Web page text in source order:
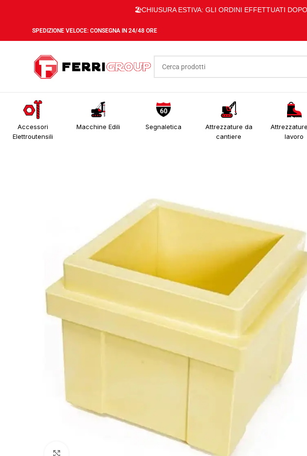
🏖️CHIUSURA ESTIVA: GLI ORDINI EFFETTUATI
SPEDIZIONE VELOCE: CONSEGNA IN 24/48 ORE
Accessori
Elettroutensili
Macchine Edili Segnaletica
Attrezzature da
cantiere
lavoro